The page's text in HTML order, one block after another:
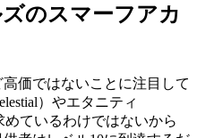
のスマーフアカ
価ではないことに注目して
）やエタニティ
めているわけではないから